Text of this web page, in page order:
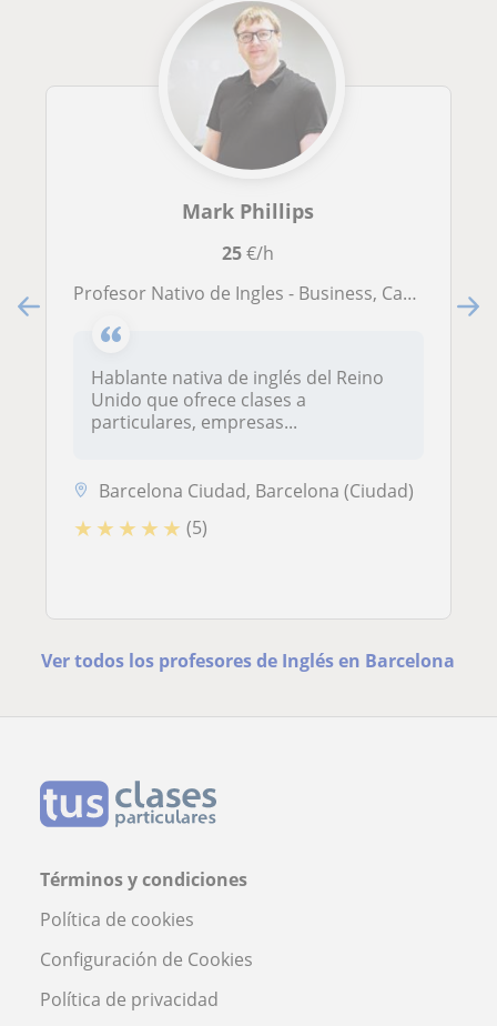
Mark Phillips
25€/h
Profesor Nativo de Ingles - Business, Cambridge Exams
Hablante nativa de inglés del Reino
Unido que ofrece clases a
particulares, empresas...
Barcelona Ciudad, Barcelona (Ciudad)
★ ★ ★ ★ ★ (5)
Ver todos los profesores de Inglés en Barcelona
Términos y condiciones
Política de cookies
Configuración de Cookies
Política de privacidad